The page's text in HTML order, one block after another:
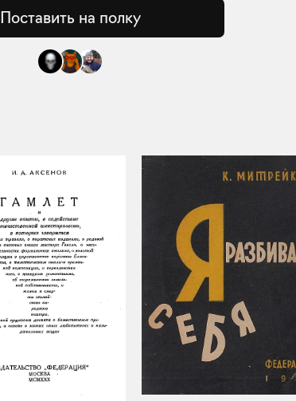
Поставить на полку